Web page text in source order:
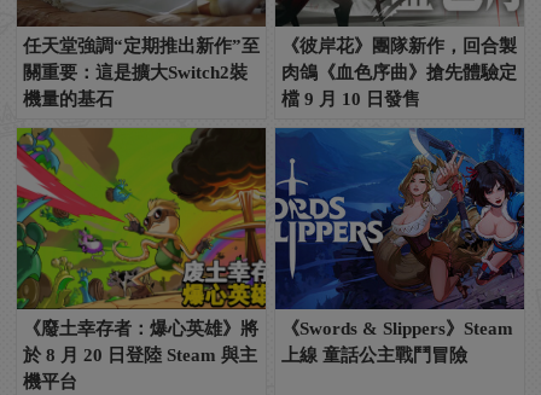
任天堂強調“定期推出新作”至
關重要：這是擴大Switch2裝
機量的基石
《彼岸花》團隊新作，回合製
肉鴿《血色序曲》搶先體驗定
檔 9 月 10 日發售
《廢土幸存者：爆心英雄》將
於 8 月 20 日登陸 Steam 與主
機平台
《Swords & Slippers》Steam
上線 童話公主戰鬥冒險